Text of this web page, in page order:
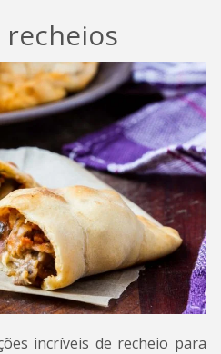
recheios
incríveis de recheio para